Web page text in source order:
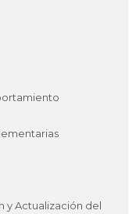
y Actualización del